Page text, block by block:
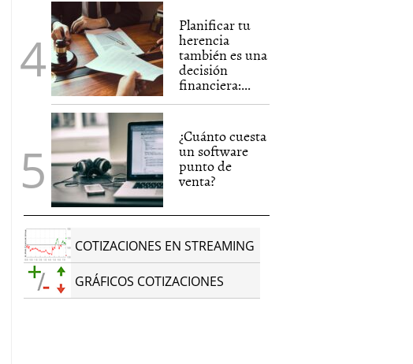
Planificar tu
herencia
también es una
decisión
financiera:...
¿Cuánto cuesta
un software
punto de
venta?
COTIZACIONES EN STREAMING
GRÁFICOS COTIZACIONES